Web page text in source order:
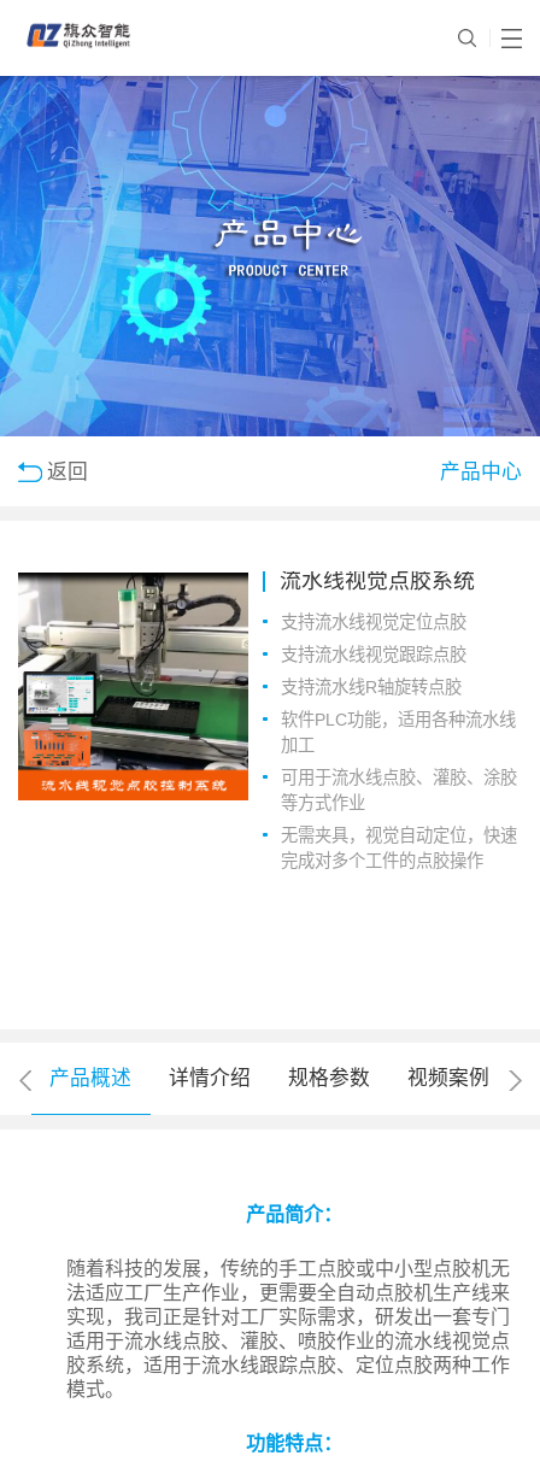
返回 产品中心
流水线视觉点胶系统
支持流水线视觉定位点胶
支持流水线视觉跟踪点胶
支持流水线R轴旋转点胶
软件PLC功能，适用各种流水线
加工
可用于流水线点胶、灌胶、涂胶
等方式作业
无需夹具，视觉自动定位，快速
完成对多个工件的点胶操作
产品概述 详情介绍 规格参数 视频案例
产品简介：
随着科技的发展，传统的手工点胶或中小型点胶机无
法适应工厂生产作业，更需要全自动点胶机生产线来
实现，我司正是针对工厂实际需求，研发出一套专门
适用于流水线点胶、灌胶、喷胶作业的流水线视觉点
胶系统，适用于流水线跟踪点胶、定位点胶两种工作
模式。
功能特点：